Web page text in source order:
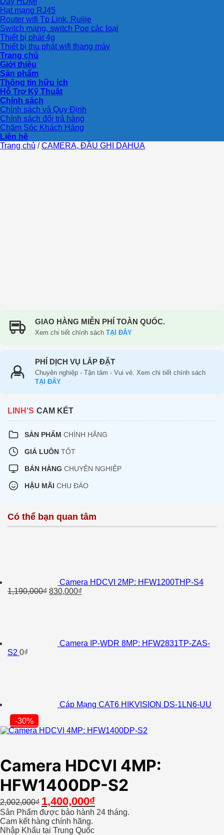
Hạt mạng RJ45
Router wifi Tp Link, Ruijie
Switch mạng, switch Poe các loại
Thiết bị phát 4g
Thiết bị thu phát wifi thang máy
Trang chủ
Giới thiệu
Sản phẩm
Thông tin hữu ích
Hỗ Trợ Kỹ Thuật
Chính sách
Chính sách và Quy Định
Chính sách đổi trả hàng
Chăm Sóc Khách Hàng
Liên hệ
Trang chủ / CAMERA, ĐẦU GHI DAHUA
FREE GIAO HÀNG MIỄN PHÍ TOÀN QUỐC.
Xem chi tiết chính sách TẠI ĐÂY
PHÍ DỊCH VỤ LẮP ĐẶT
Chuyên nghiệp - Tận tâm - Vui vẻ. Xem chi tiết chính sách
TẠI ĐÂY
LINH'S CAM KẾT
SẢN PHẨM CHÍNH HÃNG
GIÁ LUÔN TỐT
BÁN HÀNG CHUYÊN NGHIỆP
HẬU MÃI CHU ĐÁO
Có thể bạn quan tâm
Camera HDCVI 2MP: HFW1200THP-S4
1,190,000₫ Giá
830,000₫
Camera IP-WDR 8MP: HFW2831TP-ZAS-
S2 0₫
Cáp Mạng CAT6 HIKVISION DS-1LN6-UU
-30%
Camera HDCVI 4MP:
HFW1400DP-S2
2,002,000₫ Giá
gốc
là:
2,002,000₫.
1,400,000₫Giá
hiện
tại
Sản Phẩm được bảo hành 24 tháng.
Cam kết hàng chính hãng.
Nhập Khẩu tại Trung Quốc